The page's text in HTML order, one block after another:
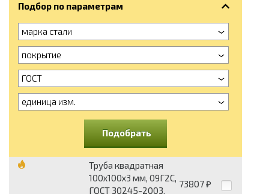
Подбор по параметрам
марка стали
покрытие
ГОСТ
единица изм.
Подобрать
Труба квадратная
100х100х3 мм, 09Г2С,
ГОСТ 30245-2003,
73807 ₽